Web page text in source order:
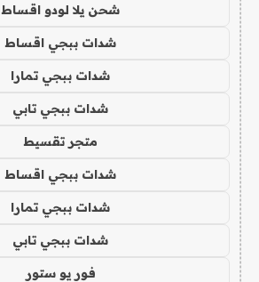
شحن يلا لودو اقساط
شدات ببجي اقساط
شدات ببجي تمارا
شدات ببجي تابي
متجر تقسيط
شدات ببجي اقساط
شدات ببجي تمارا
شدات ببجي تابي
فور يو ستور